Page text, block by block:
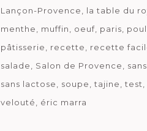
Lançon-Provence
la table du
menthe
muffin oeuf paris
pâtisserie
recette recette
salade
Salon de Provence
sans lactose
soupe tajine test
velouté
éric marra